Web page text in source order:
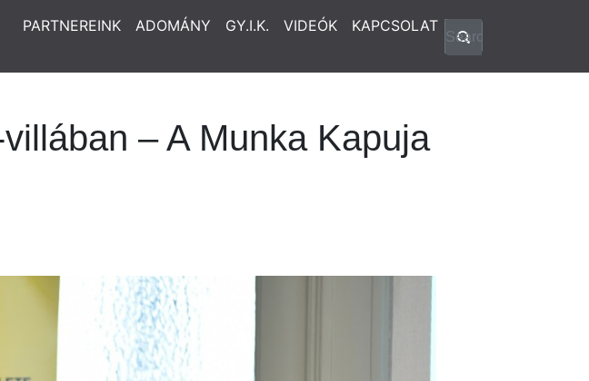
PARTNEREINK ADOMÁNY GY.I.K. VIDEÓK KAPCSOLAT
– A Munka Kapuja